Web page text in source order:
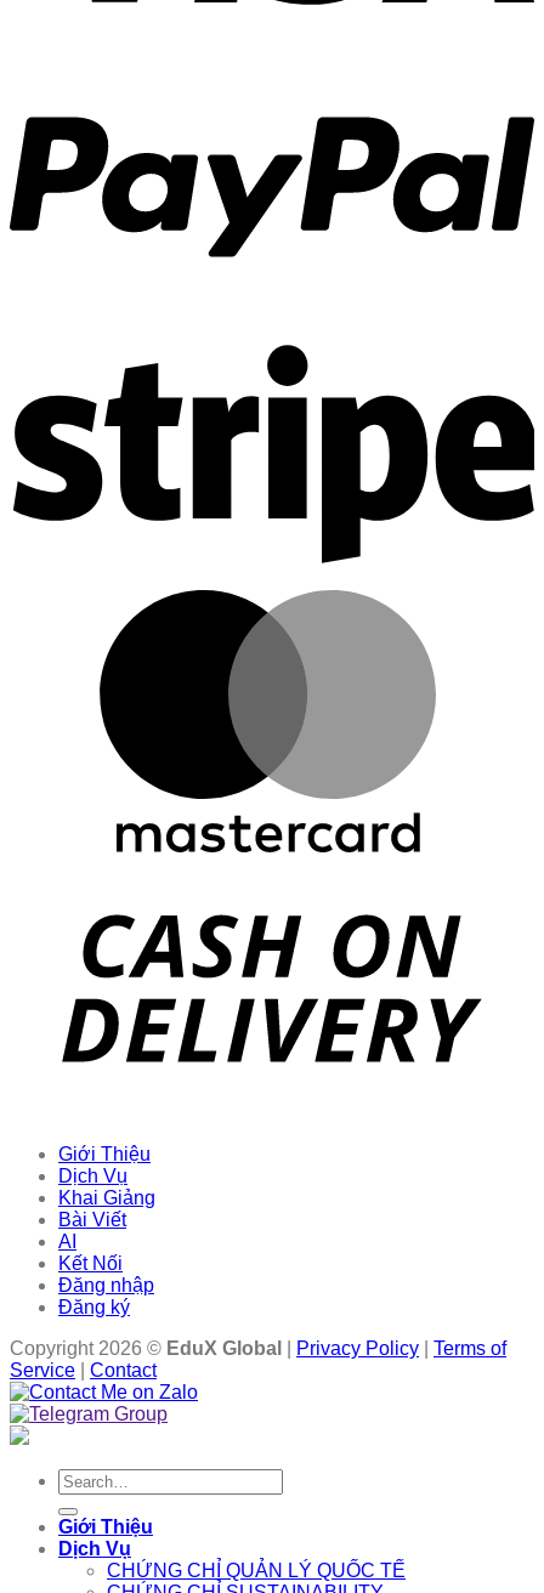
Giới Thiệu
Dịch Vụ
Khai Giảng
Bài Viết
AI
Kết Nối
Đăng nhập
Đăng ký
Copyright 2026 © EduX Global Privacy Policy
Terms of
Service
Contact
Search
for:
Giới Thiệu
Dịch Vụ
CHỨNG CHỈ QUẢN LÝ QUỐC TẾ